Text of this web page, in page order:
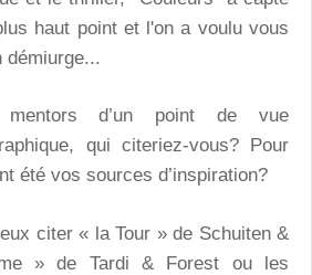
haut point et l'on a voulu vous
démiurge...
d’un point de vue
qui citeriez-vous? Pour
été vos sources d’inspiration?
citer « la Tour » de Schuiten &
» de Tardi & Forest ou les